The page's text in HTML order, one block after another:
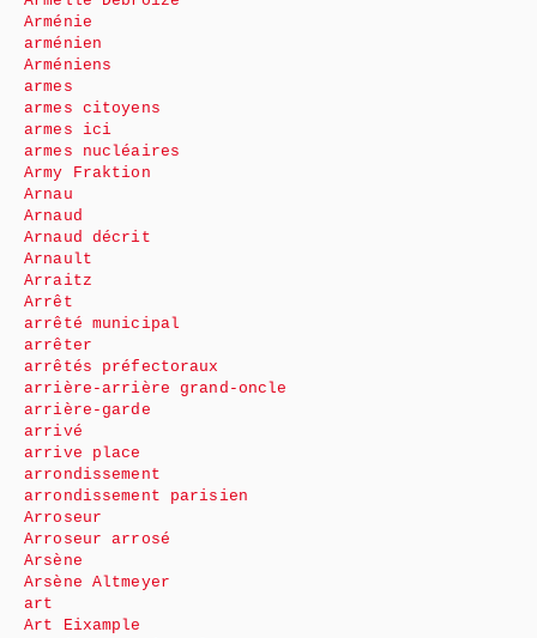
Arménie
arménien
Arméniens
armes
armes citoyens
armes ici
armes nucléaires
Army Fraktion
Arnau
Arnaud
Arnaud décrit
Arnault
Arraitz
Arrêt
arrêté municipal
arrêter
arrêtés préfectoraux
arrière-arrière grand-oncle
arrière-garde
arrivé
arrive place
arrondissement
arrondissement parisien
Arroseur
Arroseur arrosé
Arsène
Arsène Altmeyer
art
Art Eixample